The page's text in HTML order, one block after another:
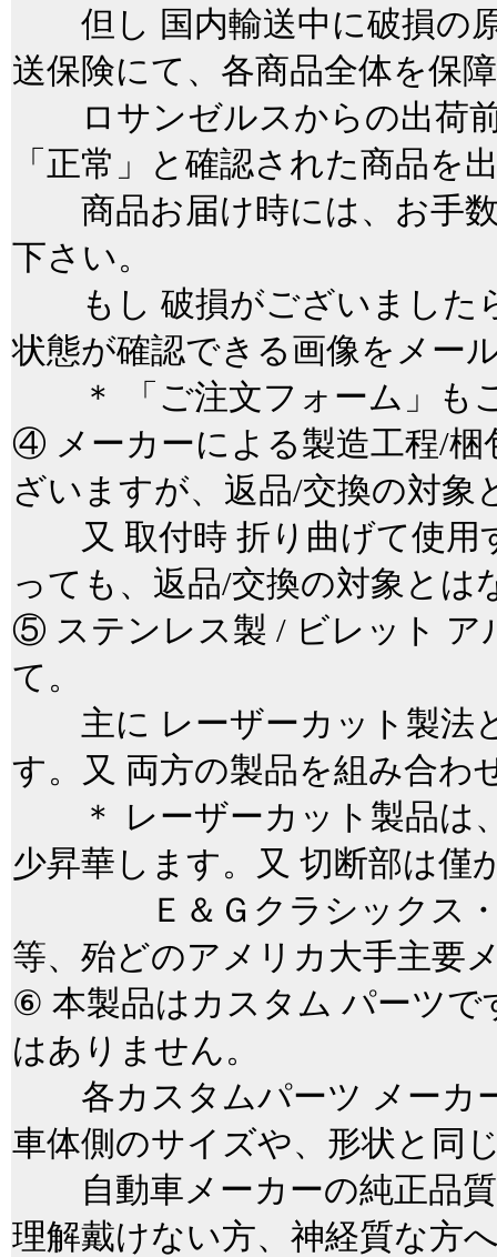
但し 国内輸送中に破損の原
送保険にて、各商品全体を保
ロサンゼルスからの出荷前
「正常」と確認された商品を
商品お届け時には、お手数
下さい。
もし 破損がございました
状態が確認できる画像をメー
＊ 「ご注文フォーム」も
④ メーカーによる製造工程/梱
ざいますが、返品/交換の対象
又 取付時 折り曲げて使用
っても、返品/交換の対象
⑤ ステンレス製 / ビレット ア
て。
主に レーザーカット製法
す。又 両方の製品を組み合わ
＊ レーザーカット製品は
少昇華します。又 切断部は僅
Ｅ＆Ｇクラシックス・Ｑ
等、殆どのアメリカ大手主要
⑥ 本製品はカスタム パーツで
はありません。
各カスタムパーツ メーカ
車体側のサイズや、形状と同
自動車メーカーの純正品質
理解戴けない方、神経質な方